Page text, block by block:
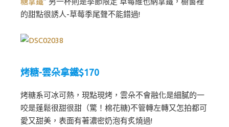
的甜點很誘人-草莓季尾聲不能錯過!
烤糖-雲朵拿鐵$170
烤糖系可冰可熱，現點現烤，雲朵不會融化是細膩的一
咬是蓬鬆很甜很甜（驚！棉花糖)不管轉左轉又怎拍都可
愛又甜美，表面有著濃密奶泡有炙燒過!